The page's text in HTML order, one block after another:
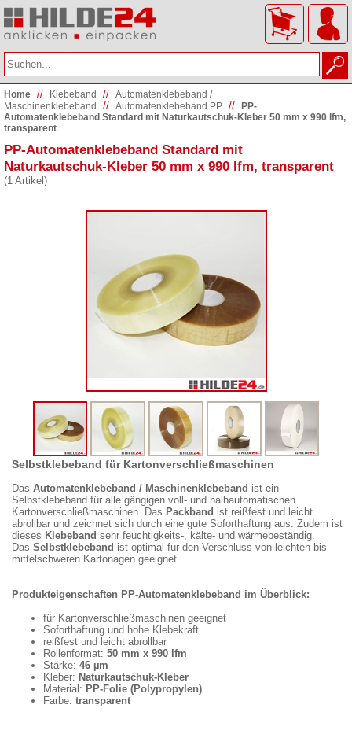
Home // Klebeband // Automatenklebeband /
Maschinenklebeband
// Automatenklebeband PP //
PP-
Automatenklebeband Standard mit Naturkautschuk-Kleber 50 mm x 990 lfm,
transparent
PP-Automatenklebeband Standard mit
Naturkautschuk-Kleber 50 mm x 990 lfm, transparent
(1 Artikel)
Selbstklebeband für Kartonverschließmaschinen
Das Automatenklebeband / Maschinenklebeband ist ein
Selbstklebeband für alle gängigen voll- und halbautomatischen
Kartonverschließmaschinen. Das Packband ist reißfest und leicht
abrollbar und zeichnet sich durch eine gute Soforthaftung aus. Zudem ist
dieses Klebeband sehr feuchtigkeits-, kälte- und wärmebeständig.
Das Selbstklebeband ist optimal für den Verschluss von leichten bis
mittelschweren Kartonagen geeignet.
Produkteigenschaften PP-Automatenklebeband im Überblick:
für Kartonverschließmaschinen geeignet
Soforthaftung und hohe Klebekraft
reißfest und leicht abrollbar
Rollenformat: 50 mm x 990 lfm
Stärke: 46 µm
Kleber: Naturkautschuk-Kleber
Material: PP-Folie (Polypropylen)
Farbe: transparent